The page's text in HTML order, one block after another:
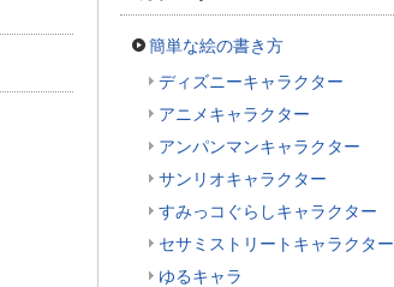
簡単な絵の書き方
ディズニーキャラクター
アニメキャラクター
アンパンマンキャラクター
サンリオキャラクター
すみっコぐらしキャラクター
セサミストリートキャラクター
ゆるキャラ